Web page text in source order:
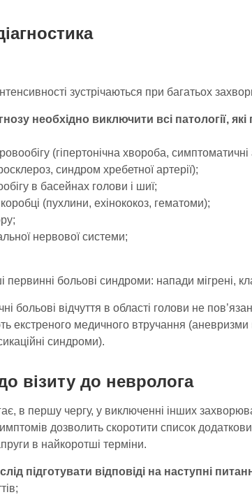
зустрічаються при багатьох
необхідно виключити всі патології,
(гіпертонічна хвороба, симптоматичні
синдром хребетної артерії);
в басейнах голови і шиї;
(пухлини, ехінококоз, гематоми);
нервової системи;
первинні больові синдроми: напади мігрені,
больові відчуття в області голови не
екстреного медичного втручання
синдроми).
візиту до невролога
в першу чергу, у виключенні інших
дозволить скоротити список
в найкоротші терміни.
підготувати відповіді на наступні